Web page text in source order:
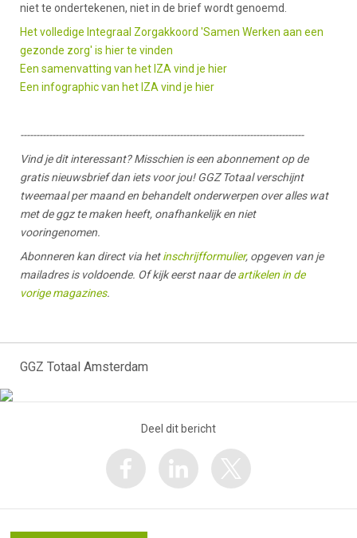
niet te ondertekenen, niet in de brief wordt genoemd.
Het volledige Integraal Zorgakkoord 'Samen Werken aan een
gezonde zorg' is hier te vinden
Een samenvatting van het IZA vind je hier
Een infographic van het IZA vind je hier
-----------------------------------------------------------------------------------------
Vind je dit interessant? Misschien is een abonnement op de
gratis nieuwsbrief dan iets voor jou! GGZ Totaal verschijnt
tweemaal per maand en behandelt onderwerpen over alles wat
met de ggz te maken heeft, onafhankelijk en niet
vooringenomen.
Abonneren kan direct via hetinschrijfformulier, opgeven van je
mailadres is voldoende. Of kijk eerst naar deartikelen in de
vorige magazines.
GGZ Totaal Amsterdam
Deel dit bericht